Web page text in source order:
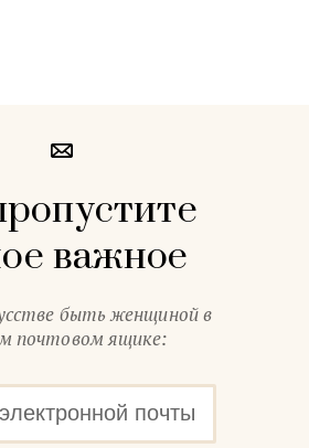
важное
быть женщиной в
почтовом ящике: